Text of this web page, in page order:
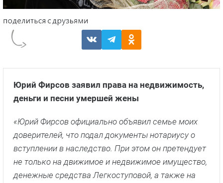
Юрий Фирсов заявил права на недвижимость,
деньги и песни умершей жены
«Юрий Фирсов официально объявил семье моих
доверителей, что подал документы нотариусу о
вступлении в наследство. При этом он претендует
не только на движимое и недвижимое имущество,
денежные средства Легкоступовой, а также на